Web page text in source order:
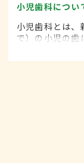
小児歯科につい
小児歯科とは、
で）の小児の歯
治療する歯科